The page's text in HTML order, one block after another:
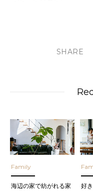
SHARE
Family
海辺の家で紡がれる家
好